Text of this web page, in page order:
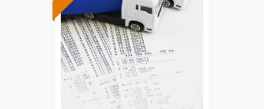
Formación 100%
subvencionada.
Para desempleados,
trabajadores y autónomos.
Sector
-Transporte y Logística.